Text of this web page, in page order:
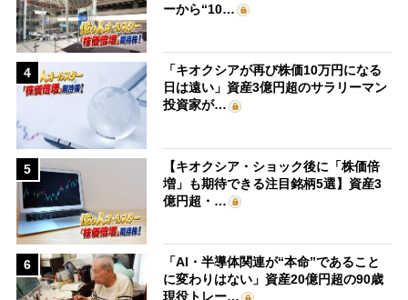
ーから“10…
4
「キオクシアが再び株価10万円になる
日は遠い」資産3億円超のサラリーマン
投資家が…
5
【キオクシア・ショック後に「株価倍
増」も期待できる注目銘柄5選】資産3
億円超・…
6
「AI・半導体関連が“本命”であること
に変わりはない」資産20億円超の90歳
現役トレー…